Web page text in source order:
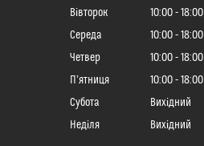
Вівторок
10:00
18:00
Середа
10:00
18:00
Четвер
10:00
18:00
Пʼятниця
10:00
18:00
Субота
Вихідний
Неділя
Вихідний